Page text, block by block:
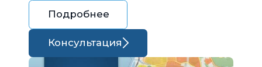
Подробнее
Консультация